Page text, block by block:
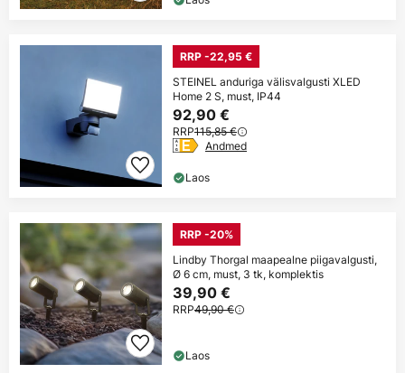
RRP -22,95 €
STEINEL anduriga välisvalgusti XLED
Home 2 S, must, IP44
92,90 €
RRP115,85 €
Andmed
Laos
RRP -20%
Lindby Thorgal maapealne piigavalgusti,
Ø 6 cm, must, 3 tk, komplektis
39,90 €
RRP49,90 €
Laos